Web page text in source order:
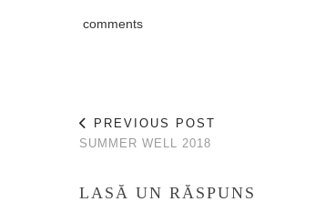
comments
PREVIOUS POST
SUMMER WELL 2018
LASĂ UN RĂSPUNS